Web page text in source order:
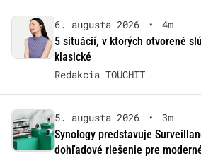
6. augusta 2026 •
4m
5 situácií, v ktorých otvorené
klasické
Redakcia TOUCHIT
5. augusta 2026 •
3m
Synology predstavuje
dohľadové riešenie pre